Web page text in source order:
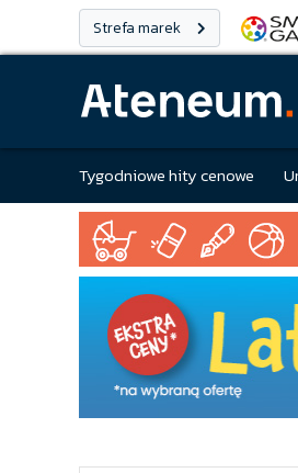
Strefa marek
Tygodniowe hity cenowe